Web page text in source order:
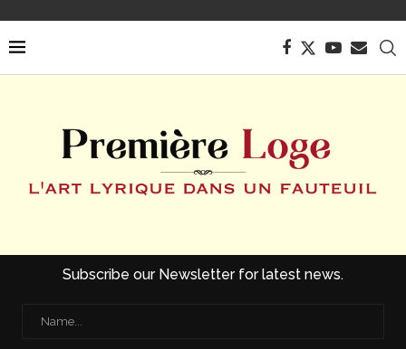
Subscribe our Newsletter for latest news.